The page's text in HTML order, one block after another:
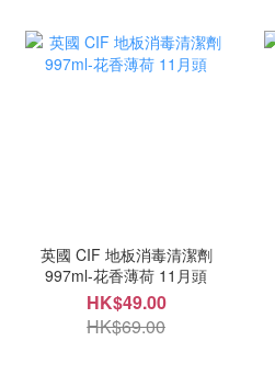
英國 CIF 地板消毒清潔劑
997ml-花香薄荷 11月頭
HK$49.00
HK$69.00